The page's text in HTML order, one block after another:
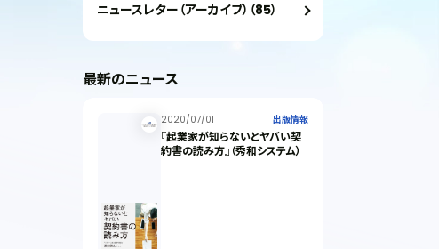
ニュースレター（アーカイブ）（85）
最新のニュース
2020/07/01 出版情報
『起業家が知らないとヤバい契
約書の読み方』（秀和システム）